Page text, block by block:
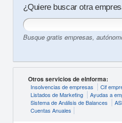
¿Quiere buscar otra
Busque gratis empresas,
Otros servicios de eInforma:
Insolvencias de empresas
Cif
Listados de Marketing
Ayudas a
Sistema de Análisis de Balances
Cuentas Anuales